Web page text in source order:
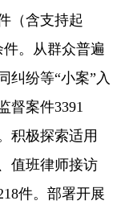
（含支持起
件。从群众普遍
纠纷等“小案”入
督案件3391
积极探索适用
值班律师接访
件。部署开展